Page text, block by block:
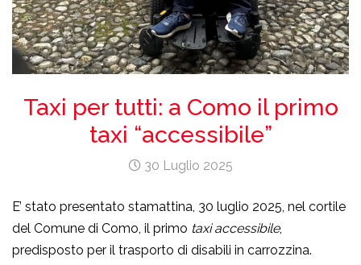
Taxi per tutti: a Como il primo
taxi “accessibile”
30 Luglio 2025
E’ stato presentato stamattina, 30 luglio 2025, nel cortile
del Comune di Como, il primo taxi accessibile,
predisposto per il trasporto di disabili in carrozzina.